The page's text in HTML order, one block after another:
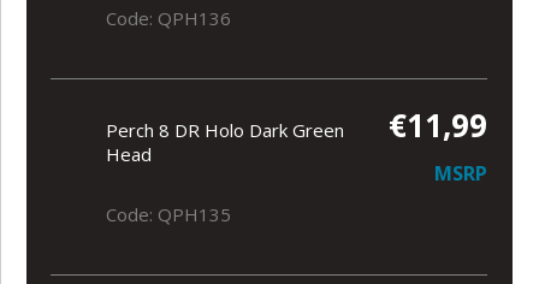
Code: QPH136
Perch 8 DR Holo Dark Green
Head
€11,99
MSRP
Code: QPH135